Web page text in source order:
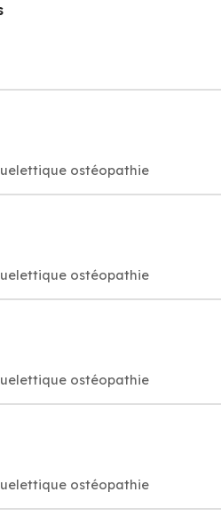
ostéopathie
ostéopathie
ostéopathie
ostéopathie